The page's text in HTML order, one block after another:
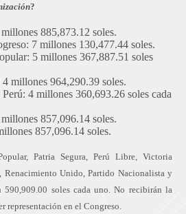
?
885,873.12 soles.
7 millones 130,477.44 soles.
5 millones 367,887.51 soles
millones 964,290.39 soles.
4 millones 360,693.26 soles cada
857,096.14 soles.
857,096.14 soles.
Patria Segura, Perú Libre, Victoria
Renacimiento Unido, Partido Nacionalista y
soles cada uno. No recibirán la
en el Congreso.